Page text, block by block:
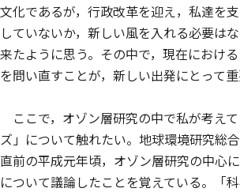
文化であるが，行政改革を迎え，私達を
していないか，新しい風を入れる必要は
来たように思う。その中で，現在における
を問い直すことが，新しい出発にとって重
ここで，オゾン層研究の中で私が考え
ズ」について触れたい。地球環境研究総
直前の平成元年頃，オゾン層研究の中心
について議論したことを覚えている。「